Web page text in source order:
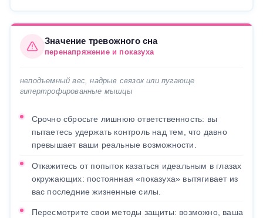
Значение тревожного сна
перенапряжение и показуха
неподъемный вес, надрыв связок или пугающе
гипертрофированные мышцы
Срочно сбросьте лишнюю ответственность: вы
пытаетесь удержать контроль над тем, что давно
превышает ваши реальные возможности.
Откажитесь от попыток казаться идеальным в глазах
окружающих: постоянная «показуха» вытягивает из
вас последние жизненные силы.
Пересмотрите свои методы защиты: возможно, ваша